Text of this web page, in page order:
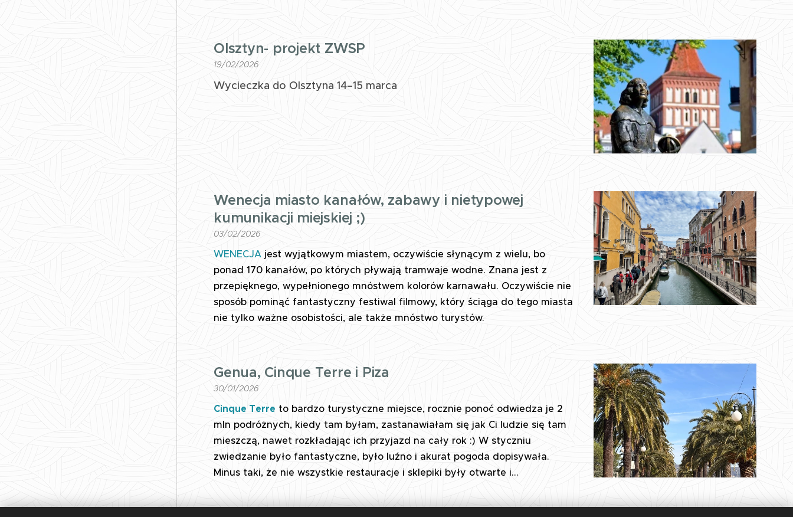
Olsztyn- projekt ZWSP
19/02/2026
Wycieczka do Olsztyna 14–15 marca
Wenecja miasto kanałów, zabawy i nietypowej
kumunikacji miejskiej ;)
03/02/2026
WENECJA jest wyjątkowym miastem, oczywiście słynącym z wielu, bo
ponad 170 kanałów, po których pływają tramwaje wodne. Znana jest z
przepięknego, wypełnionego mnóstwem kolorów karnawału. Oczywiście nie
sposób pominąć fantastyczny festiwal filmowy, który ściąga do tego miasta
nie tylko ważne osobistości, ale także mnóstwo turystów.
Genua, Cinque Terre i Piza
30/01/2026
Cinque Terre to bardzo turystyczne miejsce, rocznie ponoć odwiedza je 2
mln podróżnych, kiedy tam byłam, zastanawiałam się jak Ci ludzie się tam
mieszczą, nawet rozkładając ich przyjazd na cały rok :) W styczniu
zwiedzanie było fantastyczne, było luźno i akurat pogoda dopisywała.
Minus taki, że nie wszystkie restauracje i sklepiki były otwarte i...